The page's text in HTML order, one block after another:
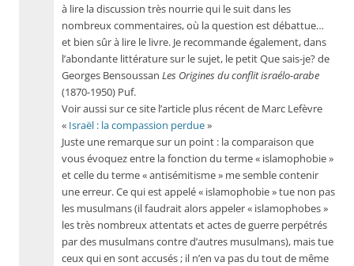
à lire la discussion très nourrie qui le suit dans les
nombreux commentaires, où la question est débattue…
et bien sûr à lire le livre. Je recommande également, dans
l’abondante littérature sur le sujet, le petit Que sais-je? de
Georges Bensoussan Les Origines du conflit israélo-arabe
(1870-1950) Puf.
Voir aussi sur ce site l’article plus récent de Marc Lefèvre
« Israël : la compassion perdue»
Juste une remarque sur un point : la comparaison que
vous évoquez entre la fonction du terme « islamophobie »
et celle du terme « antisémitisme » me semble contenir
une erreur. Ce qui est appelé « islamophobie » tue non pas
les musulmans (il faudrait alors appeler « islamophobes »
les très nombreux attentats et actes de guerre perpétrés
par des musulmans contre d’autres musulmans), mais tue
ceux qui en sont accusés ; il n’en va pas du tout de même